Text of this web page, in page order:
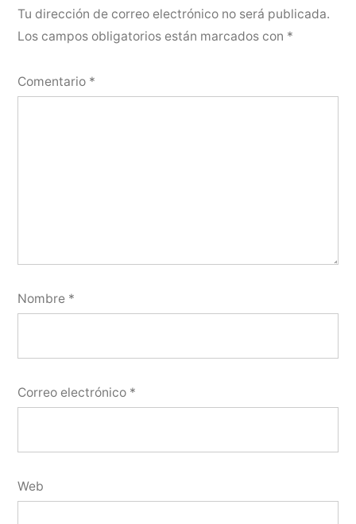
Tu dirección de correo electrónico no será publicada.
Los campos obligatorios están marcados con *
Comentario *
Nombre *
Correo electrónico *
Web